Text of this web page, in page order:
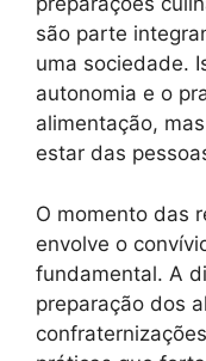
são parte
uma sociedade.
autonomia e o
alimentação,
estar das
O momento das
envolve o
fundamental. A
preparação dos